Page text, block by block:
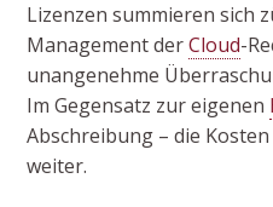
Lizenzen summieren sich
Management derCloud-
unangenehme
Im Gegensatz zur eigenen
Abschreibung – die
weiter.